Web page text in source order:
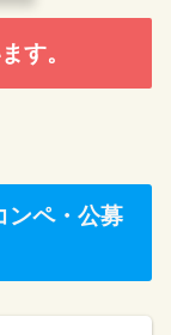
す。
ンペ・公募